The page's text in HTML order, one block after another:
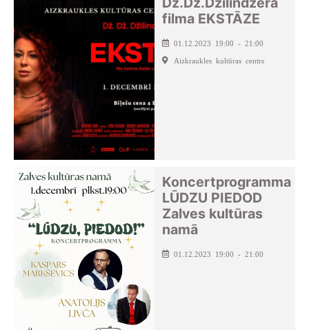
filma EKSTĀZE
01.12.2023 19:00 - 21:00
Aizkraukles kultūras centrs
Koncertprogramma
LŪDZU PIEDOD
Zalves kultūras
namā
01.12.2023 19:00 - 21:00